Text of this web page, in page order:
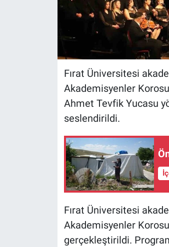
Fırat Üniversitesi
Akademisyenler
Ahmet Tevfik Yucasu
seslendirildi.
Fırat Üniversitesi
Akademisyenler
gerçekleştirildi.